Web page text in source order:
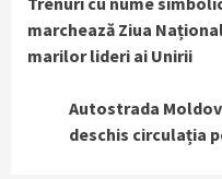
Reading
marchează Ziua
marilor lideri ai Unirii
Autostrada
deschis circulația